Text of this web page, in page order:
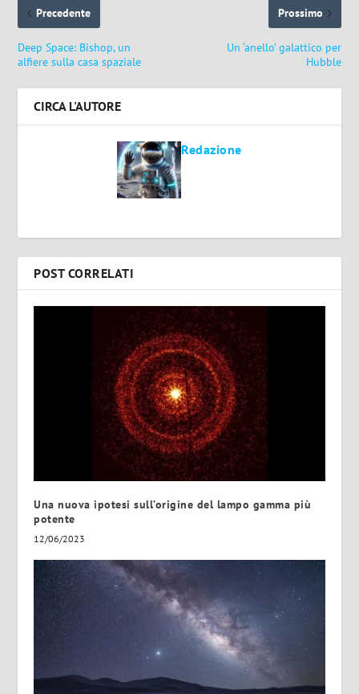
Precedente
Deep Space: Bishop, un
alfiere sulla casa spaziale
Prossimo
Un ‘anello’ galattico per
Hubble
CIRCA L'AUTORE
Redazione
POST CORRELATI
Una nuova ipotesi sull’origine del lampo gamma più
potente
12/06/2023